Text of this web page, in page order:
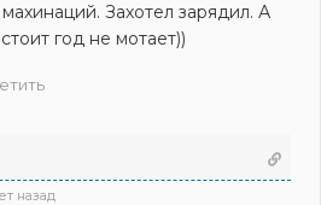
Захотел зарядил. А
год не мотает))
назад